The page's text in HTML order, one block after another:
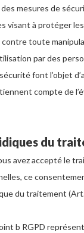
mesures de
visant à protéger
contre toute
par des
font l’objet
compte de
du
avez accepté le
ce
du traitement
b RGPD